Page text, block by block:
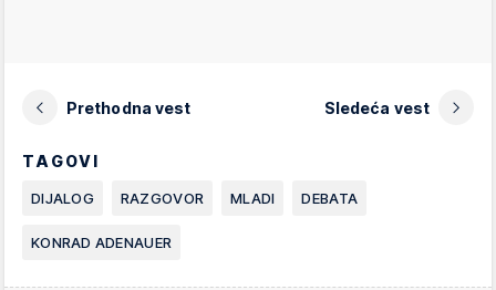
Prethodna vest Sledeća vest
TAGOVI
DIJALOG RAZGOVOR MLADI DEBATA
KONRAD ADENAUER